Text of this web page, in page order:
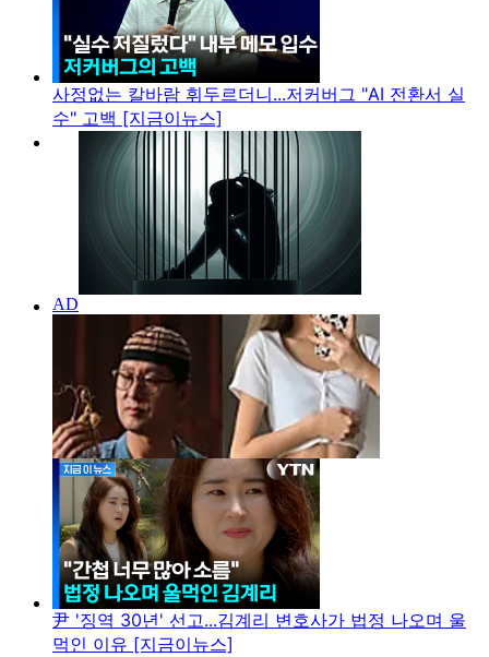
사정없는 칼바람 휘두르더니...저커버그 "AI 전환서 실
수" 고백 [지금이뉴스]
尹 '징역 30년' 선고...김계리 변호사가 법정 나오며 울
먹인 이유 [지금이뉴스]